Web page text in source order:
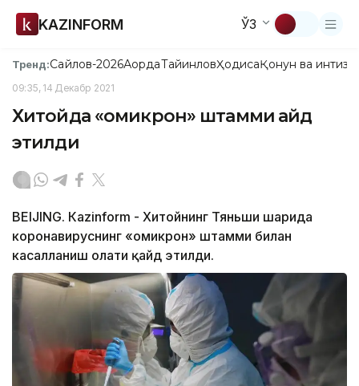
KAZINFORM ЎЗ
Тренд:Сайлов-2026АқордаТайинловҲодисаҚонун ва
09:35, 14 Декабр 2021
Хитойда «омикрон» штамми қайд
этилди
BEIJING. Кazinform - Хитойнинг Тяньши шаҳрида
коронавируснинг «омикрон» штамми билан
касалланиш ҳолати қайд этилди.